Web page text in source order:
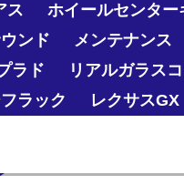
ス ホイールセンター
ンド メンテナンス
ラド リアルガラス
ラック レクサスGX